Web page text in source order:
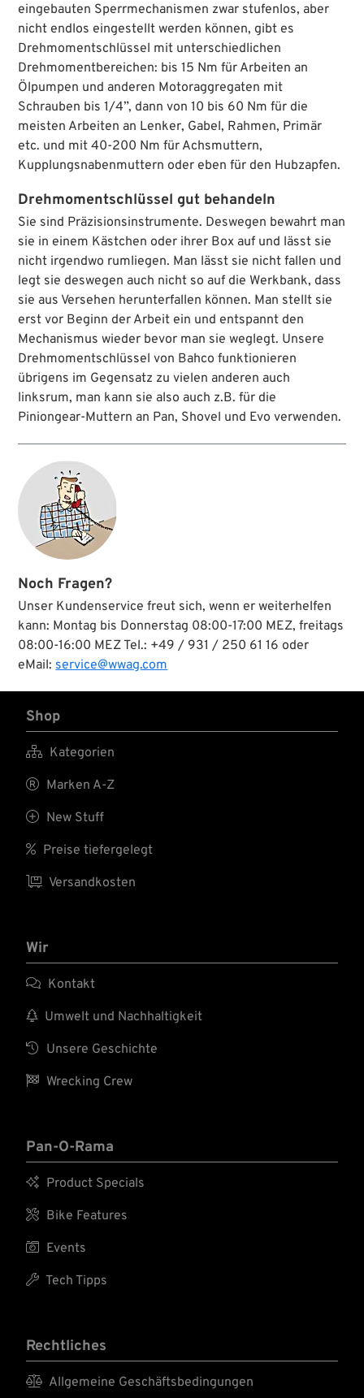
eingebauten Sperrmechanismen zwar stufenlos, aber
nicht endlos eingestellt werden können, gibt es
Drehmomentschlüssel mit unterschiedlichen
Drehmomentbereichen: bis 15 Nm für Arbeiten an
Ölpumpen und anderen Motoraggregaten mit
Schrauben bis 1/4”, dann von 10 bis 60 Nm für die
meisten Arbeiten an Lenker, Gabel, Rahmen, Primär
etc. und mit 40-200 Nm für Achsmuttern,
Kupplungsnabenmuttern oder eben für den Hubzapfen.
Drehmomentschlüssel gut behandeln
Sie sind Präzisionsinstrumente. Deswegen bewahrt man
sie in einem Kästchen oder ihrer Box auf und lässt sie
nicht irgendwo rumliegen. Man lässt sie nicht fallen und
legt sie deswegen auch nicht so auf die Werkbank, dass
sie aus Versehen herunterfallen können. Man stellt sie
erst vor Beginn der Arbeit ein und entspannt den
Mechanismus wieder bevor man sie weglegt. Unsere
Drehmomentschlüssel von Bahco funktionieren
übrigens im Gegensatz zu vielen anderen auch
linksrum, man kann sie also auch z.B. für die
Piniongear-Muttern an Pan, Shovel und Evo verwenden.
Noch Fragen?
Unser Kundenservice freut sich, wenn er weiterhelfen
kann: Montag bis Donnerstag 08:00-17:00 MEZ, freitags
08:00-16:00 MEZ Tel.: +49 / 931 / 250 61 16 oder
eMail:service@wwag.com
Shop
 Kategorien
 Marken A-Z
 New Stuff
 Preise tiefergelegt
 Versandkosten
Wir
 Kontakt
 Umwelt und Nachhaltigkeit
 Unsere Geschichte
 Wrecking Crew
Pan-O-Rama
 Product Specials
 Bike Features
 Events
 Tech Tipps
Rechtliches
 Allgemeine Geschäftsbedingungen